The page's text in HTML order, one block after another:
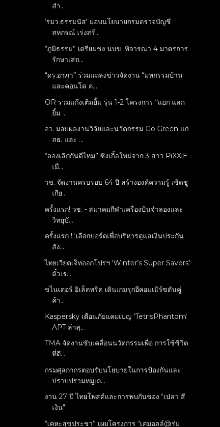
สำ...
‘รมว.ธรรมนัส’ มอบนโยบายกรมตรวจบัญชี
สหกรณ์ เร่งสร้...
“ภูมิธรรม” เตรียมชง นบข. พิจารณา 4 มาตรการ
รักษาเสถ...
“ดร.อาภา” ร่วมแถลงข่าวจัดงาน “มหกรรมบ้าน
และคอนโด ค...
OR รวมแก๊งเติมยิ้ม รุ่น 1-2 โครงการ “แยก แลก
ยิ้ม ...
อว. มอบผลงานวิจัยและนวัตกรรม Go Green แก่
สธ. และ ...
“ลองเลิกกันดีไหม” ซิงเกิ้ลใหม่จาก 3 สาว PiXXiE
เมื...
วช. จัดงานครบรอบ 64 ปี สร้างองค์ความรู้ เชิดชู
เกีย...
ครั้งแรก! วช. - สมาคมกีฬาเครื่องบินจำลองและ
วิทยุบั...
ครั้งแรก ! ‘เลือกบอร์ดเพื่อบริหารดูแลเงินประกัน
สัง...
ไทยเวียตเจ็ทออกโปรฯ ‘Winter’s Super Savers’
ตั๋วเร...
ชไนเดอร์ อิเล็คทริค เดินเกมรุกอีคอมเมิร์ซดันคู่
ค้า...
Kaspersky เตือนภัยแคมเปญ 'TetrisPhantom'
APT ล่าสุ...
TMA จัดงานขับเคลื่อนนวัตกรรมเพื่อ การใช้ชีวิต
ที่ดี...
กรมศุลกากรตอบรับนโยบายในการป้องกันและ
ปราบปรามหมูเถ...
งาน 27 ปี ไทยโพสต์และการพบกันของ "เปลว สี
เงิน"
“เคหะสุขประชา” เผยโครงการ “เคมอลล์@ร่ม